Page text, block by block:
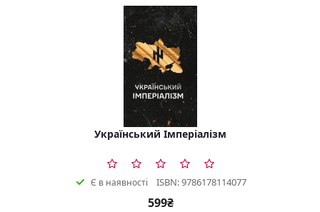
Український Імперіалізм
Є в наявності ISBN: 9786178114077
599₴